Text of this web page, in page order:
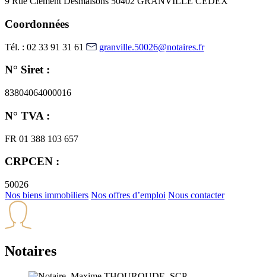
Coordonnées
Tél. : 02 33 91 31 61 granville.50026@notaires.fr
N° Siret :
83804064000016
N° TVA :
FR 01 388 103 657
CRPCEN :
50026
Nos biens immobiliers Nos offres d’emploi Nous contacter
Notaires